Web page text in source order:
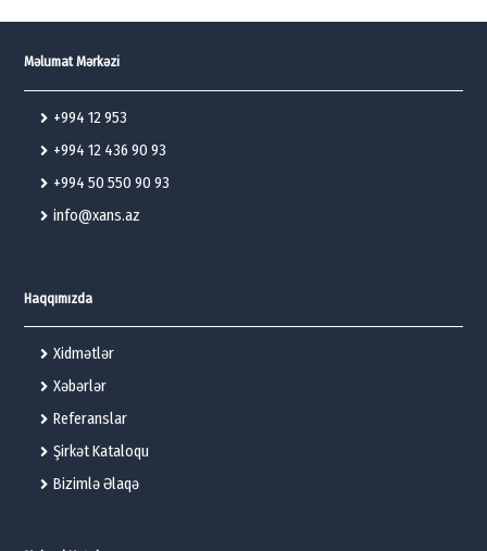
Məlumat Mərkəzi
+994 12 953
+994 12 436 90 93
+994 50 550 90 93
info@xans.az
Haqqımızda
Xidmətlər
Xəbərlər
Referanslar
Şirkət Kataloqu
Bizimlə Əlaqə